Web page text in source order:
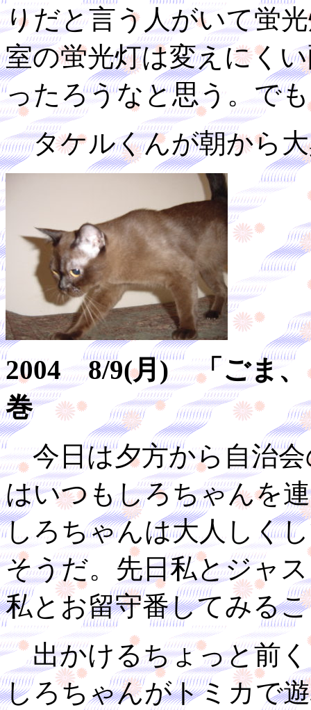
りだと言う人がいて蛍
室の蛍光灯は変えにく
ったろうなと思う。で
タケルくんが朝から大
2004 8/9(月) 「ごま、
巻
今日は夕方から自治会
はいつもしろちゃんを
しろちゃんは大人しく
そうだ。先日私とジャ
私とお留守番してみる
出かけるちょっと前く
しろちゃんがトミカで